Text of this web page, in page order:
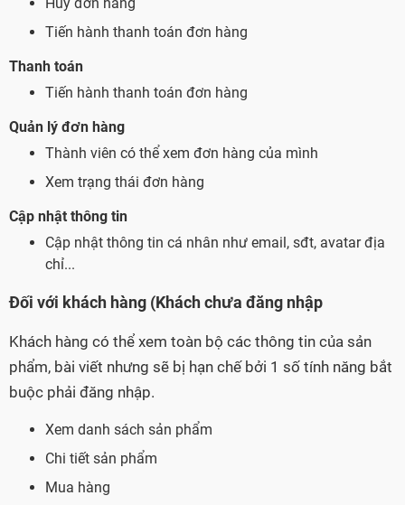
Tiến hành thanh toán đơn hàng
Thanh toán
Tiến hành thanh toán đơn hàng
Quản lý đơn hàng
Thành viên có thể xem đơn hàng của mình
Xem trạng thái đơn hàng
Cập nhật thông tin
Cập nhật thông tin cá nhân như email, sđt, avatar địa
chỉ...
Đối với khách hàng (Khách chưa đăng nhập
Khách hàng có thể xem toàn bộ các thông tin của sản
phẩm, bài viết nhưng sẽ bị hạn chế bởi 1 số tính năng bắt
buộc phải đăng nhập.
Xem danh sách sản phẩm
Chi tiết sản phẩm
Mua hàng